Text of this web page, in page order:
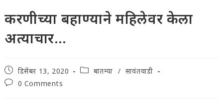
करणीच्या बहाण्याने महिलेवर केला
अत्याचार…
Post
published:
डिसेंबर 13, 2020
Postबातम्या / सावंतवाडी
Post0 Comments